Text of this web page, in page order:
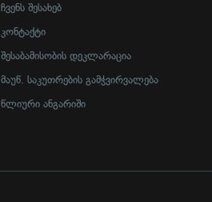
ჩვენს შესახებ
კონტაქტი
შესაბამისობის დეკლარაცია
მაუწ. საკუთრების გამჭვირვალება
წლიური ანგარიში